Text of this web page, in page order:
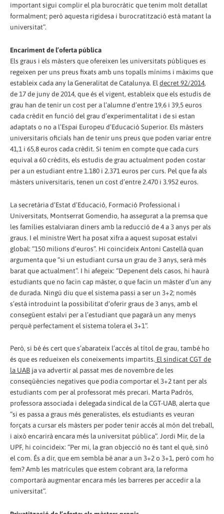
important sigui complir el pla burocràtic que tenim molt detallat
formalment; però aquesta rigidesa i burocratització està matant la
universitat”.
Encariment de l’oferta pública
Els graus i els màsters que ofereixen les universitats públiques es
regeixen per uns preus fixats amb uns topalls mínims i màxims que
estableix cada any la Generalitat de Catalunya. El decret 92/2014,
de 17 de juny de 2014, que és el vigent, estableix que els estudis de
grau han de tenir un cost per a l’alumne d’entre 19,6 i 39,5 euros
cada crèdit en funció del grau d’experimentalitat i de si estan
adaptats o no a l’Espai Europeu d’Educació Superior. Els màsters
universitaris oficials han de tenir uns preus que poden variar entre
41,1 i 65,8 euros cada crèdit. Si tenim en compte que cada curs
equival a 60 crèdits, els estudis de grau actualment poden costar
per a un estudiant entre 1.180 i 2.371 euros per curs. Pel que fa als
màsters universitaris, tenen un cost d’entre 2.470 i 3.952 euros.
La secretària d’Estat d’Educació, Formació Professional i
Universitats, Montserrat Gomendio, ha assegurat a la premsa que
les famílies estalviaran diners amb la reducció de 4 a 3 anys per als
graus. I el ministre Wert ha posat xifra a aquest suposat estalvi
global: “150 milions d’euros”. Hi coincideix Antoni Castellà quan
argumenta que “si un estudiant cursa un grau de 3 anys, serà més
barat que actualment”. I hi afegeix: “Depenent dels casos, hi haurà
estudiants que no facin cap màster, o que facin un màster d’un any
de durada. Ningú diu que el sistema passi a ser un 3+2; només
s’està introduint la possibilitat d’oferir graus de 3 anys, amb el
consegüent estalvi per a l’estudiant que pagarà un any menys
perquè perfectament el sistema tolera el 3+1”.
Però, si bé és cert que s’abarateix l’accés al títol de grau, també ho
és que es redueixen els coneixements impartits. El sindicat CGT de
la UAB ja va advertir al passat mes de novembre de les
conseqüències negatives que podia comportar el 3+2 tant per als
estudiants com per al professorat més precari. Marta Padrós,
professora associada i delegada sindical de la CGT-UAB, alerta que
“si es passa a graus més generalistes, els estudiants es veuran
forçats a cursar els màsters per poder tenir accés al món del treball,
i això encarirà encara més la universitat pública”. Jordi Mir, de la
UPF, hi coincideix: “Per mi, la gran objecció no és tant el què, sinó
el com. És a dir, que em sembla bé anar a un 3+2 o 3+1, però com ho
fem? Amb les matrícules que estem cobrant ara, la reforma
comportarà augmentar encara més les barreres per accedir a la
universitat”.